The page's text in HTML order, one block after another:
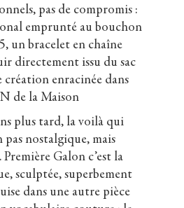
pas de compromis :
emprunté au bouchon
un bracelet en chaîne
directement issu du sac
création enracinée dans
de la Maison
plus tard, la voilà qui
nostalgique, mais
Galon c’est la
sculptée, superbement
dans une autre pièce